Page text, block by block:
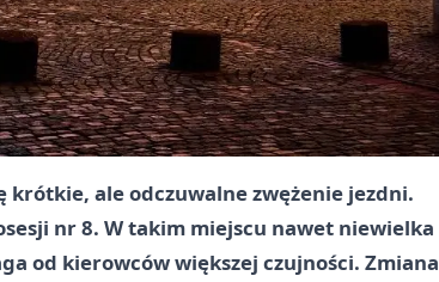
ale odczuwalne zwężenie jezdni.
nr 8. W takim miejscu nawet niewielka
od kierowców większej czujności. Zmiana